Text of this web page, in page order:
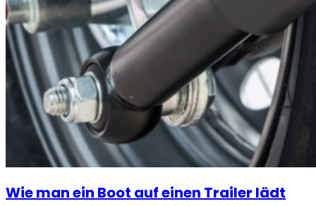
Wie man ein Boot auf einen Trailer lädt